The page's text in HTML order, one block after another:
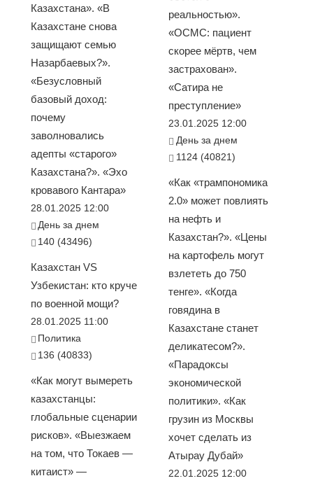
Казахстана». «В
Казахстане снова
защищают семью
Назарбаевых?».
«Безусловный
базовый доход:
почему
заволновались
адепты «старого»
Казахстана?». «Эхо
кровавого Кантара»
28.01.2025 12:00
День за днем
140 (43496)
Казахстан VS
Узбекистан: кто круче
по военной мощи?
28.01.2025 11:00
Политика
136 (40833)
«Как могут вымереть
казахстанцы:
глобальные сценарии
рисков». «Выезжаем
на том, что Токаев —
китаист» —
реальностью».
«ОСМС: пациент
скорее мёртв, чем
застрахован».
«Сатира не
преступление»
23.01.2025 12:00
День за днем
1124 (40821)
«Как «трампономика
2.0» может повлиять
на нефть и
Казахстан?». «Цены
на картофель могут
взлететь до 750
тенге». «Когда
говядина в
Казахстане станет
деликатесом?».
«Парадоксы
экономической
политики». «Как
грузин из Москвы
хочет сделать из
Атырау Дубай»
22.01.2025 12:00